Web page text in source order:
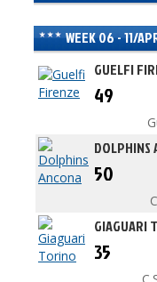
WEEK 06 - 11/
GUELFI
49
DOLPHINS
50
GIAGUARI
35